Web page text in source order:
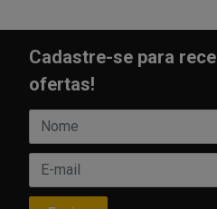
Cadastre-se para
ofertas!